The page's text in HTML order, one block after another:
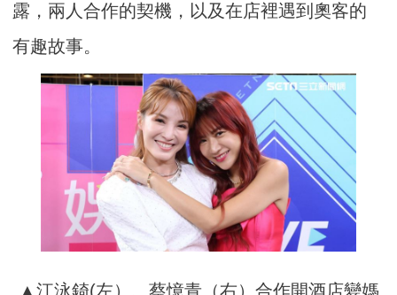
露，兩人合作的契機，以及在店裡遇到奧客的
有趣故事。
▲江泳錡(左）、蔡憶青（右）合作開酒店變媽